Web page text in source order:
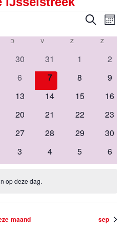
Zoeken
DDONDERDAG
VVRIJDAG Z ZATERDAG
Z
0
evenementen
30
0
evenementen
31
0
1
0
2
0
evenementen
6
0
evenementen
7
0
8
0
9
0
13
0
14
0
15
0
16
0
20
0
21
0
22
0
23
0
27
0
28
0
29
0
30
0
evenementen
3
0
evenementen
4
0
evenementen
5
0
6
op deze dag.
maand sep